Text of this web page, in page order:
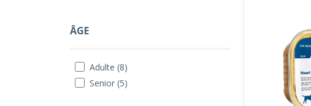
ÂGE
Adulte (8)
Senior (5)